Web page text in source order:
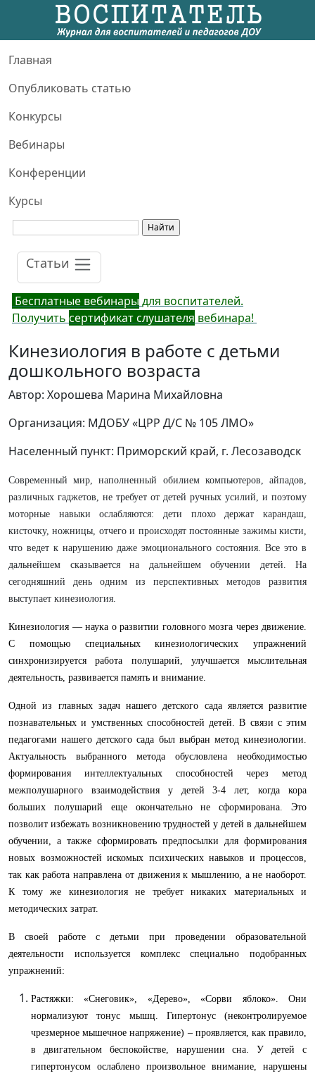
Главная
Опубликовать статью
Конкурсы
Вебинары
Конференции
Курсы
Статьи
Бесплатные вебинарыдля воспитателей.
Получить сертификат слушателя вебинара!
Кинезиология в работе с детьми
дошкольного возраста
Автор: Хорошева Марина Михайловна
Организация: МДОБУ «ЦРР Д/С № 105 ЛМО»
Населенный пункт: Приморский край, г. Лесозаводск
Современный мир, наполненный обилием компьютеров, айпадов,
различных гаджетов, не требует от детей ручных усилий, и поэтому
моторные навыки ослабляются: дети плохо держат карандаш,
кисточку, ножницы, отчего и происходят постоянные зажимы кисти,
что ведет к нарушению даже эмоционального состояния. Все это в
дальнейшем сказывается на дальнейшем обучении детей. На
сегодняшний день одним из перспективных методов развития
выступает кинезиология.
Кинезиология — наука о развитии головного мозга через движение.
С помощью специальных кинезиологических упражнений
синхронизируется работа полушарий, улучшается мыслительная
деятельность, развивается память и внимание.
Одной из главных задач нашего детского сада является развитие
познавательных и умственных способностей детей. В связи с этим
педагогами нашего детского сада был выбран метод кинезиологии.
Актуальность выбранного метода обусловлена необходимостью
формирования интеллектуальных способностей через метод
межполушарного взаимодействия у детей 3-4 лет, когда кора
больших полушарий еще окончательно не сформирована. Это
позволит избежать возникновению трудностей у детей в дальнейшем
обучении, а также сформировать предпосылки для формирования
новых возможностей искомых психических навыков и процессов,
так как работа направлена от движения к мышлению, а не наоборот.
К тому же кинезиология не требует никаких материальных и
методических затрат.
В своей работе с детьми при проведении образовательной
деятельности используется комплекс специально подобранных
упражнений:
Растяжки: «Снеговик», «Дерево», «Сорви яблоко». Они
нормализуют тонус мышц. Гипертонус (неконтролируемое
чрезмерное мышечное напряжение) – проявляется, как правило,
в двигательном беспокойстве, нарушении сна. У детей с
гипертонусом ослаблено произвольное внимание, нарушены